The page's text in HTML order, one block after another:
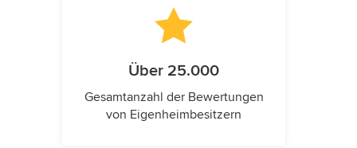
Über 25.000
Gesamtanzahl der Bewertungen
von Eigenheimbesitzern